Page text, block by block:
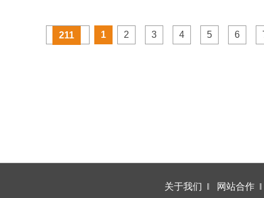
211 1 2 3 4 5 6
关于我们 ‖ 网站合作 ‖